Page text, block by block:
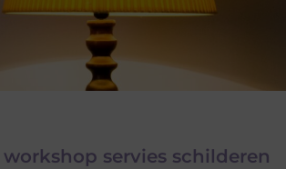
servies schilderen